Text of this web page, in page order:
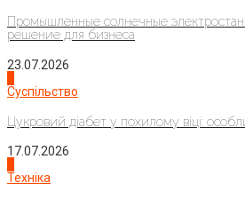
Промышленные солнечные
решение для бизнеса
23.07.2026
Суспільство
Цукровий діабет у похилому віці:
17.07.2026
Техніка